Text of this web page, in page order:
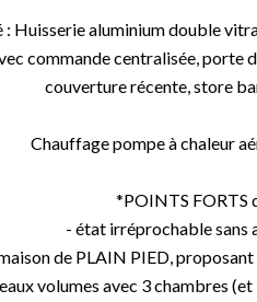
Huisserie aluminium double
commande centralisée,
couverture récente, store
Chauffage pompe à chaleur
*POINTS FORTS
- état irréprochable sans
de PLAIN PIED,
volumes avec 3 chambres